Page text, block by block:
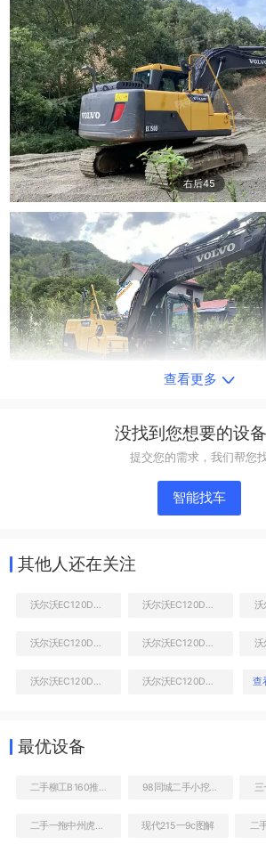
右后45
工作和回转装置
小臂整体左后
查看更多
没找到您想要的设
提交您的需求，我们帮您
智能找车
其他人还在关注
查
最优设备
98同城二手小挖掘机
二手一拖中州虎828C非公路自卸车 现代215一9c图解